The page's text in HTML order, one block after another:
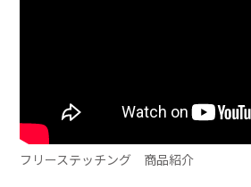
フリーステッチング 商品紹介